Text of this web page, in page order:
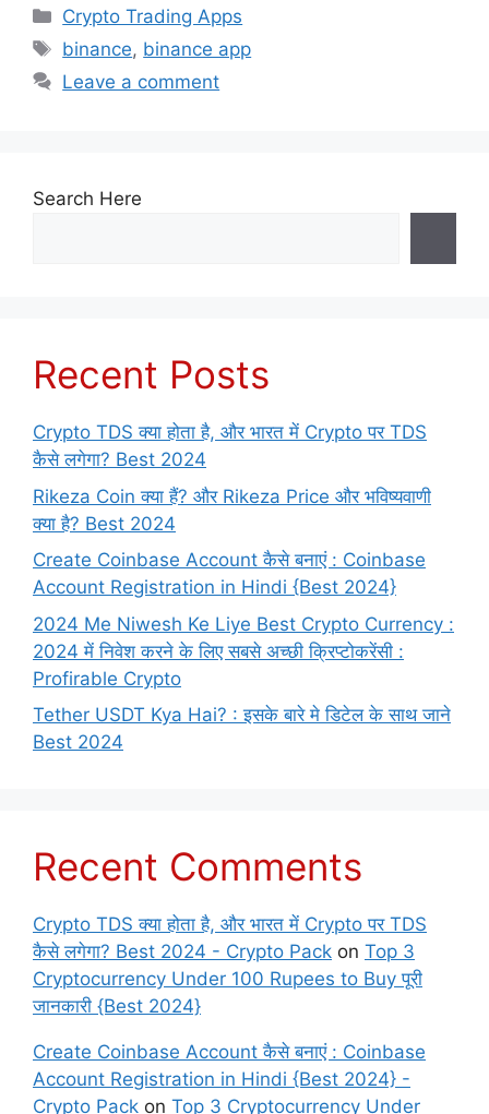
Categories
Crypto Trading Apps
Tags
binance, binance app
Leave a comment
Search Here
Recent Posts
Crypto TDS क्या होता है, और भारत में Crypto पर TDS
कैसे लगेगा? Best 2024
Rikeza Coin क्या हैं? और Rikeza Price और भविष्यवाणी
क्या है? Best 2024
Create Coinbase Account कैसे बनाएं : Coinbase
Account Registration in Hindi {Best 2024}
2024 Me Niwesh Ke Liye Best Crypto Currency :
2024 में निवेश करने के लिए सबसे अच्छी क्रिप्टोकरेंसी :
Profirable Crypto
Tether USDT Kya Hai? : इसके बारे मे डिटेल के साथ जाने
Best 2024
Recent Comments
Crypto TDS क्या होता है, और भारत में Crypto पर TDS
कैसे लगेगा? Best 2024 - Crypto Pack on Top 3
Cryptocurrency Under 100 Rupees to Buy पूरी
जानकारी {Best 2024}
Create Coinbase Account कैसे बनाएं : Coinbase
Account Registration in Hindi {Best 2024} -
Crypto Pack on Top 3 Cryptocurrency Under